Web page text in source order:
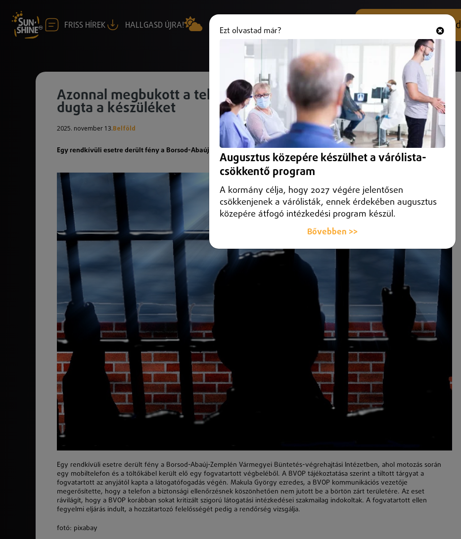
FRISS HÍREK HALLGASD ÚJRA! +36 (20) 316 3000 Hallgasd és nézd
Azonnal megbukott a telefonos csempész, aki a végbelébe
dugta a készüléket
2025. november 13.Belföld
Egy rendkívüli esetre derült fény a Borsod-Abaúj-Zemplén Vármegyei Büntetés-végrehajtási Intézetben
Egy rendkívüli esetre derült fény a Borsod-Abaúj-Zemplén Vármegyei Büntetés-végrehajtási Intézetben, ahol motozás során
egy mobiltelefon és a töltőkábel került elő egy fogvatartott végbeléből. A BVOP tájékoztatása szerint a tiltott tárgyat a
fogvatartott az anyjától kapta a látogatófogadás végén. Makula György ezredes, a BVOP kommunikációs vezetője
megerősítette, hogy a telefon a biztonsági ellenőrzésnek köszönhetően nem jutott be a börtön zárt területére. Az eset
rávilágít, hogy a BVOP korábban sokat kritizált szigorú látogatási intézkedései szakmailag indokoltak. A fogvatartott ellen
fegyelmi eljárás indult, a hozzátartozó felelősségét pedig a rendőrség vizsgálja.
fotó: pixabay
Ezt olvastad már?
Augusztus közepére készülhet a várólista-
csökkentő program
A kormány célja, hogy 2027 végére jelentősen
csökkenjenek a várólisták, ennek érdekében augusztus
közepére átfogó intézkedési program készül.
Bővebben >>